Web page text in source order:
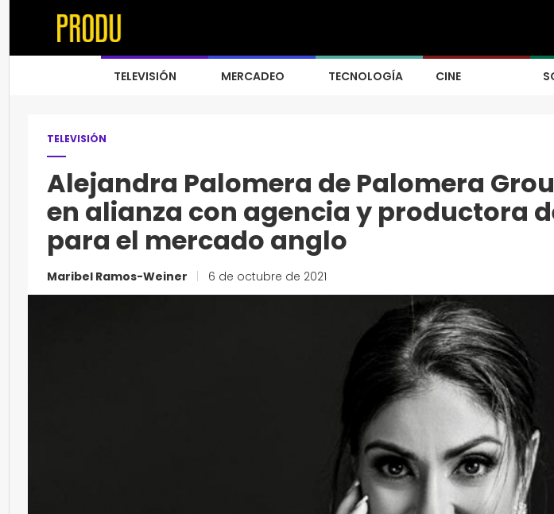
TELEVISIÓN MERCADEO TECNOLOGÍA CINE
TELEVISIÓN
Alejandra Palomera de Palomera
en alianza con agencia y productora
para el mercado anglo
Maribel Ramos-Weiner 6 de octubre de 2021